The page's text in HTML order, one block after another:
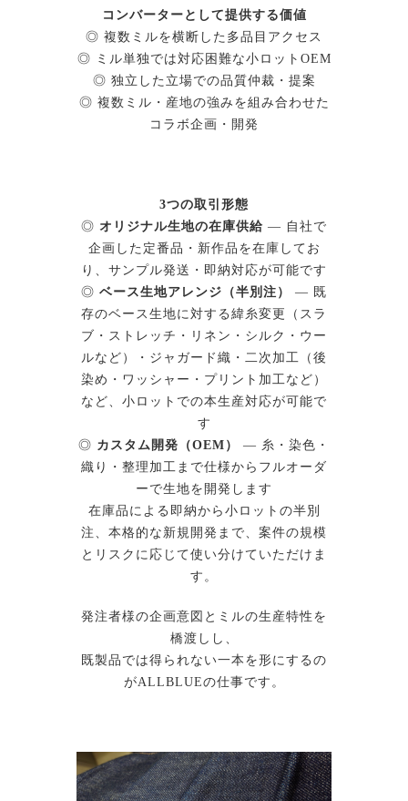
コンバーターとして提供する価値
◎ 複数ミルを横断した多品目アクセス
◎ ミル単独では対応困難な小ロットOEM
◎ 独立した立場での品質仲裁・提案
◎ 複数ミル・産地の強みを組み合わせた
コラボ企画・開発
3つの取引形態
◎ オリジナル生地の在庫供給 — 自社で
企画した定番品・新作品を在庫してお
り、サンプル発送・即納対応が可能です
◎ ベース生地アレンジ（半別注）
— 既
存のベース生地に対する緯糸変更（スラ
ブ・ストレッチ・リネン・シルク・ウー
ルなど）・ジャガード織・二次加工（後
染め・ワッシャー・プリント加工など）
など、小ロットでの本生産対応が可能で
す
◎ カスタム開発（OEM）
— 糸・染色・
織り・整理加工まで仕様からフルオーダ
ーで生地を開発します
在庫品による即納から小ロットの半別
注、本格的な新規開発まで、案件の規模
とリスクに応じて使い分けていただけま
す。
発注者様の企画意図とミルの生産特性を
橋渡しし、
既製品では得られない一本を形にするの
がALLBLUEの仕事です。